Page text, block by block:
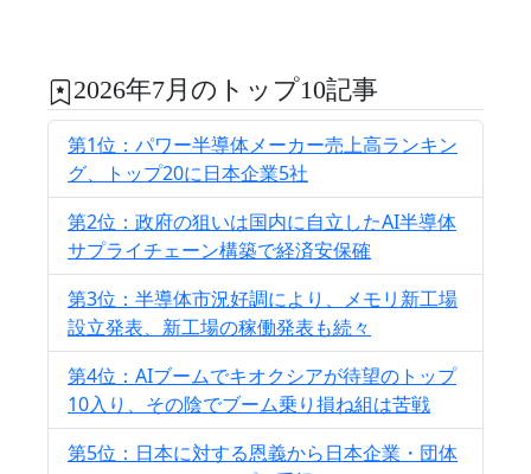
2026年7月のトップ10記事
第1位：パワー半導体メーカー売上高ランキン
グ、トップ20に日本企業5社
第2位：政府の狙いは国内に自立したAI半導体
サプライチェーン構築で経済安保確
第3位：半導体市況好調により、メモリ新工場
設立発表、新工場の稼働発表も続々
第4位：AIブームでキオクシアが待望のトップ
10入り、その陰でブーム乗り損ね組は苦戦
第5位：日本に対する恩義から日本企業・団体